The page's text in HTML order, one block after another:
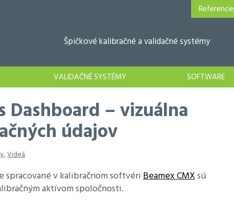
Referencie
Špičkové kalibračné a validačné systémy
VALIDAČNÉ SYSTÉMY SOFTWARE
Dashboard – vizuálna
údajov
,Videá
spracované v kalibračnom softvériBeamex CMXsú
aktívom spoločnosti.